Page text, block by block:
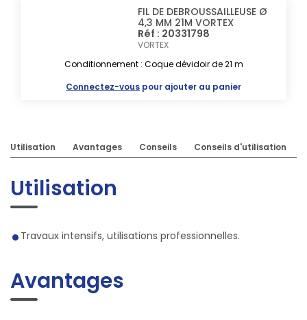
FIL DE DEBROUSSAILLEUSE Ø
4,3 MM 21M VORTEX
Réf : 20331798
VORTEX
Conditionnement : Coque dévidoir de 21 m
Connectez-vous pour ajouter au panier
Utilisation Avantages Conseils Conseils d'utilisation
Utilisation
Travaux intensifs, utilisations professionnelles.
Avantages